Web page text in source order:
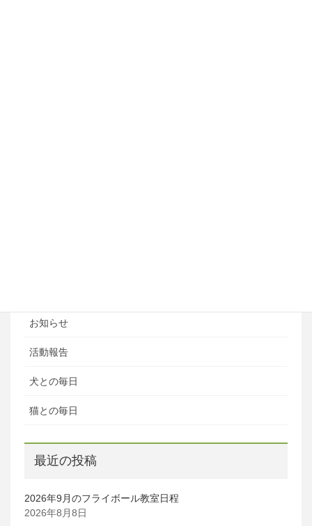
お知らせ
活動報告
犬との毎日
猫との毎日
最近の投稿
2026年9月のフライボール教室日程
2026年8月8日